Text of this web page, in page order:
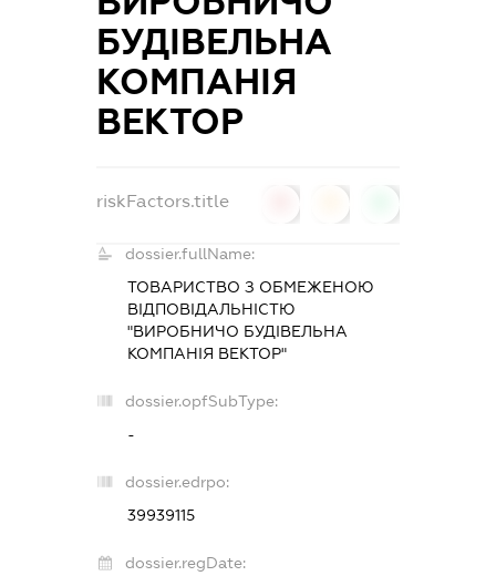
БУДІВЕЛЬНА
КОМПАНІЯ
ВЕКТОР
riskFactors.title
dossier.fullName:
ТОВАРИСТВО З ОБМЕЖЕНОЮ
ВІДПОВІДАЛЬНІСТЮ
"ВИРОБНИЧО БУДІВЕЛЬНА
КОМПАНІЯ ВЕКТОР"
dossier.opfSubType:
-
dossier.edrpo:
39939115
dossier.regDate: